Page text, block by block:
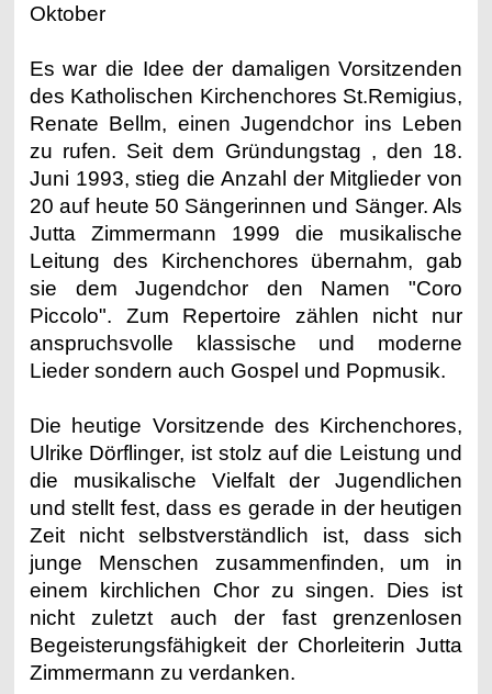
Oktober
Es war die Idee der damaligen Vorsitzenden
des Katholischen Kirchenchores St.Remigius,
Renate Bellm, einen Jugendchor ins Leben
zu rufen. Seit dem Gründungstag , den 18.
Juni 1993, stieg die Anzahl der Mitglieder von
20 auf heute 50 Sängerinnen und Sänger. Als
Jutta Zimmermann 1999 die musikalische
Leitung des Kirchenchores übernahm, gab
sie dem Jugendchor den Namen "Coro
Piccolo". Zum Repertoire zählen nicht nur
anspruchsvolle klassische und moderne
Lieder sondern auch Gospel und Popmusik.
Die heutige Vorsitzende des Kirchenchores,
Ulrike Dörflinger, ist stolz auf die Leistung und
die musikalische Vielfalt der Jugendlichen
und stellt fest, dass es gerade in der heutigen
Zeit nicht selbstverständlich ist, dass sich
junge Menschen zusammenfinden, um in
einem kirchlichen Chor zu singen. Dies ist
nicht zuletzt auch der fast grenzenlosen
Begeisterungsfähigkeit der Chorleiterin Jutta
Zimmermann zu verdanken.